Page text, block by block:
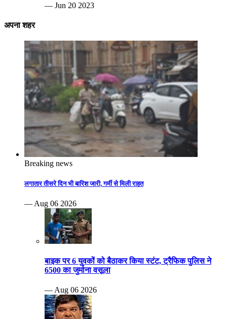
— Jun 20 2023
अपना शहर
Breaking news
लगातार तीसरे दिन भी बारिश जारी, गर्मी से मिली राहत
— Aug 06 2026
बाइक पर 6 युवकों को बैठाकर किया स्टंट, ट्रैफिक पुलिस ने
6500 का जुर्माना वसूला
— Aug 06 2026